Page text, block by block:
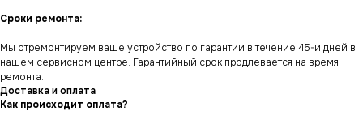
Сроки ремонта:
Мы отремонтируем ваше устройство по гарантии в течение 45-и дней в
нашем сервисном центре. Гарантийный срок продлевается на время
ремонта.
Доставка и оплата
Как происходит оплата?